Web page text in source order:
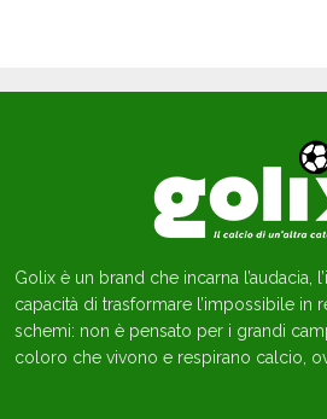
Golix è un brand che incarna l’audacia,
capacità di trasformare l’impossibile in
schemi: non è pensato per i grandi
coloro che vivono e respirano calcio,